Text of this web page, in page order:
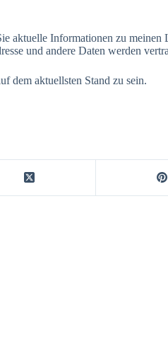
aktuelle Informationen zu meinen
und andere Daten werden
dem aktuellsten Stand zu sein.